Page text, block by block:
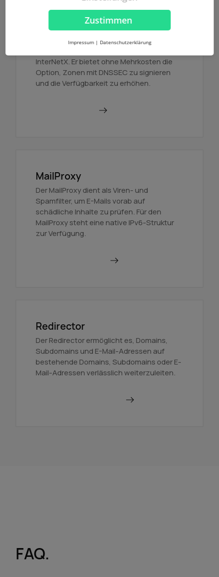
InterNetX. Er bietet ohne Mehrkosten die
Option, Zonen mit DNSSEC zu signieren
und die Verfügbarkeit zu erhöhen.
MailProxy
Der MailProxy dient als Viren- und
Spamfilter, um E-Mails vorab auf
schädliche Inhalte zu prüfen. Für den
MailProxy steht eine native IPv6-Struktur
zur Verfügung.
Redirector
Der Redirector ermöglicht es, Domains,
Subdomains und E-Mail-Adressen auf
bestehende Domains, Subdomains oder E-
Mail-Adressen verlässlich weiterzuleiten.
FAQ.
Zustimmen
Impressum | Datenschutzerklärung